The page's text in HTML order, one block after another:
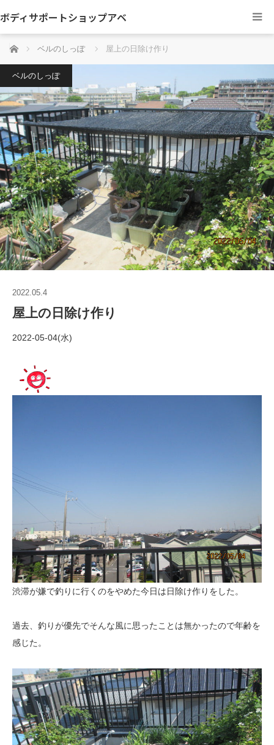
ボディサポートショップアベ
ホーム ベルのしっぽ 屋上の日除け作り
ベルのしっぽ
2022.05.4
屋上の日除け作り
2022-05-04(水)
渋滞が嫌で釣りに行くのをやめた今日は日除け作りをした。
過去、釣りが優先でそんな風に思ったことは無かったので年齢を
感じた。